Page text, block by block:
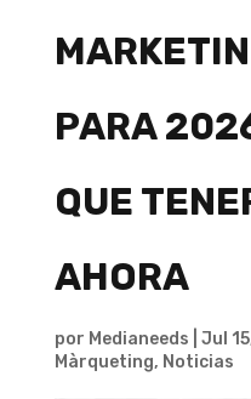
PARA
QUE
AHORA
por Medianeeds Jul
Màrqueting, Noticias